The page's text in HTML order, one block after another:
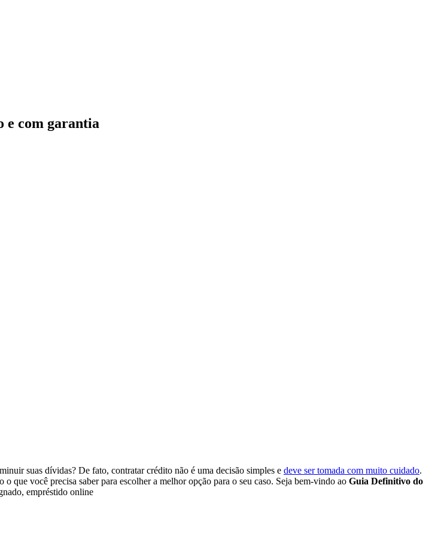
e com garantia
suas dívidas? De fato, contratar crédito não é uma decisão simples e deve ser tomada com muito cuidado.
que você precisa saber para escolher a melhor opção para o seu caso. Seja bem-vindo ao Guia Definitivo do